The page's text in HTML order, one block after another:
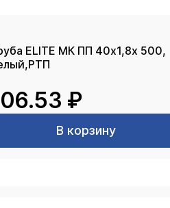
ELITE МК ПП 40х1,8х 500,
₽
В корзину